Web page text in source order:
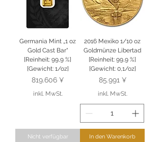
Germania Mint „1 oz
Gold Cast Bar“
[Reinheit: 99,9 %]
[Gewicht: 1/oz]
Preis
819.606 ¥
inkl. MwSt.
Nicht verfügbar
2016 Mexiko 1/10 oz
Goldmünze Libertad
[Reinheit: 99,9 %]
[Gewicht: 0,1/oz]
Preis
85.991 ¥
inkl. MwSt.
In den Warenkorb